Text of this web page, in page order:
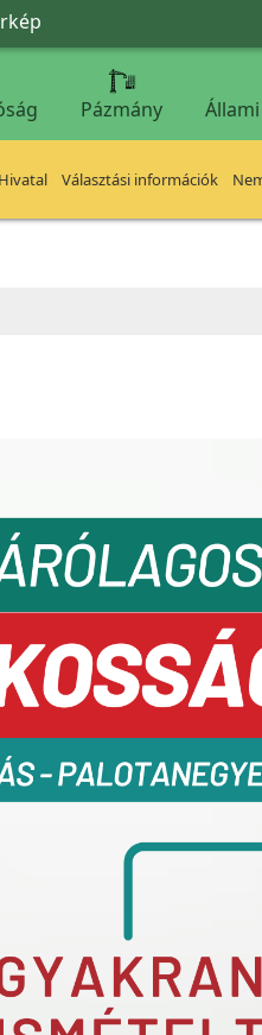
Pázmány
Választási információk